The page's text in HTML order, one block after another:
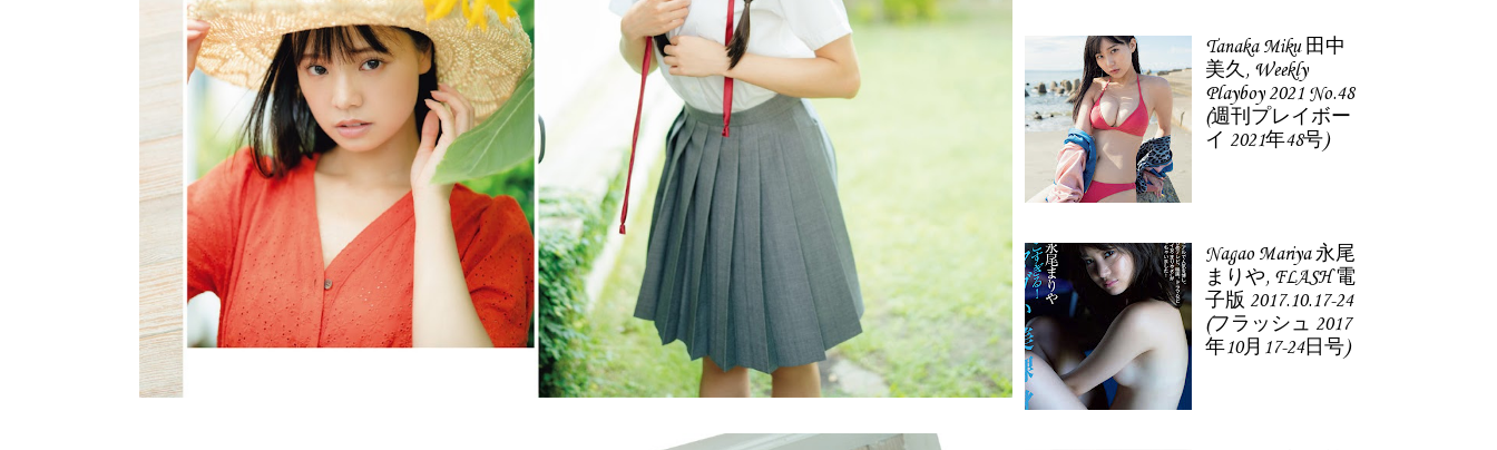
Tanaka Miku 田中
美久, Weekly
Playboy 2021 No.48
(週刊プレイボー
イ 2021年48号)
Nagao Mariya 永尾
まりや, FLASH 電
子版 2017.10.17-24
(フラッシュ 2017
年10月17-24日号)